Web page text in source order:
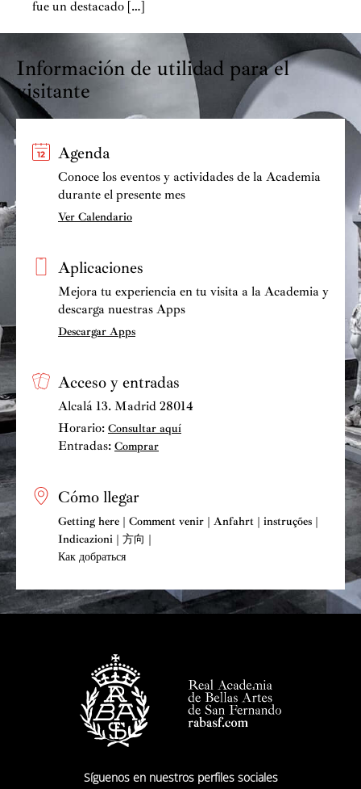
fue un destacado […]
Información de utilidad para el
visitante
Agenda
Conoce los eventos y actividades de la Academia
durante el presente mes
Ver Calendario
Aplicaciones
Mejora tu experiencia en tu visita a la Academia y
descarga nuestras Apps
Descargar Apps
Acceso y entradas
Alcalá 13. Madrid 28014
Horario: Consultar aquí
Entradas: Comprar
Cómo llegar
Getting here | Comment venir | Anfahrt | instruções |
Indicazioni | 方向 |
Как добраться
Síguenos en nuestros perfiles sociales